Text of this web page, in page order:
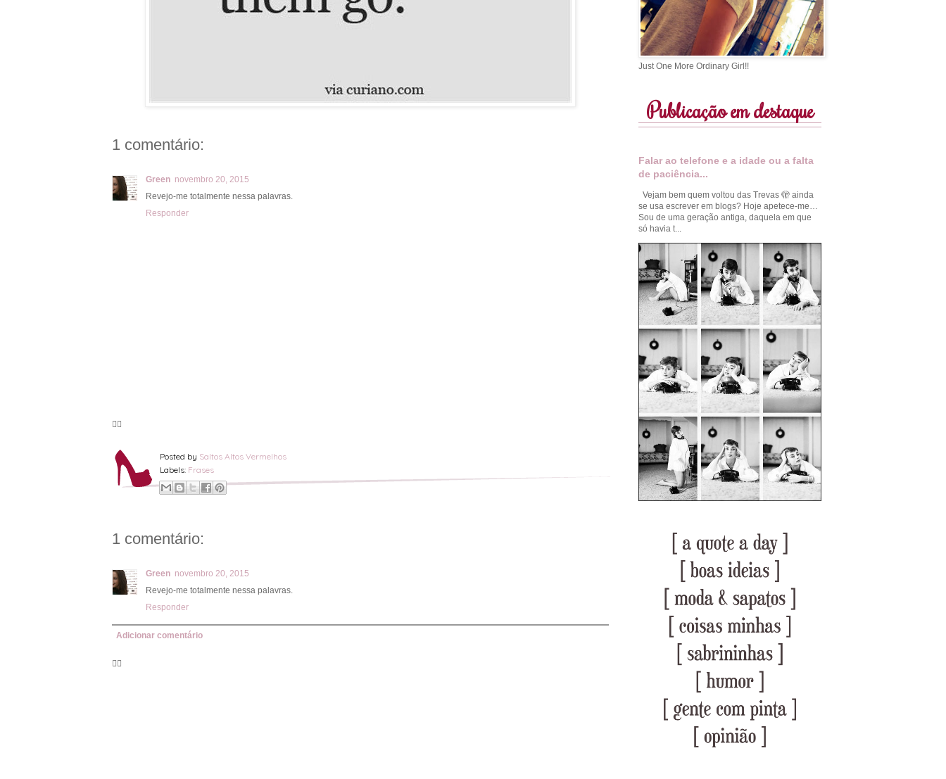
1 comentário:
Green novembro 20, 2015
Revejo-me totalmente nessa palavras.
Responder
🦸‍♀️
Posted by Saltos Altos Vermelhos
Labels: Frases
1 comentário:
Green novembro 20, 2015
Revejo-me totalmente nessa palavras.
Responder
Adicionar comentário
🦸‍♀️
Just One More Ordinary Girl!!
Publicação em destaque
Falar ao telefone e a idade ou a falta
de paciência...
Vejam bem quem voltou das Trevas 🫣 ainda
se usa escrever em blogs? Hoje apetece-me…
Sou de uma geração antiga, daquela em que
só havia t...